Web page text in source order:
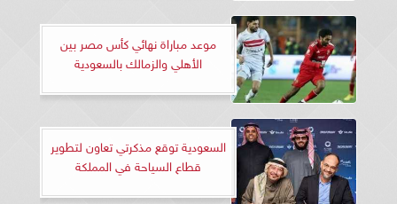
موعد مباراة نهائي كأس مصر بين
الأهلي والزمالك بالسعودية
السعودية توقع مذكرتي تعاون لتطوير
قطاع السياحة في المملكة